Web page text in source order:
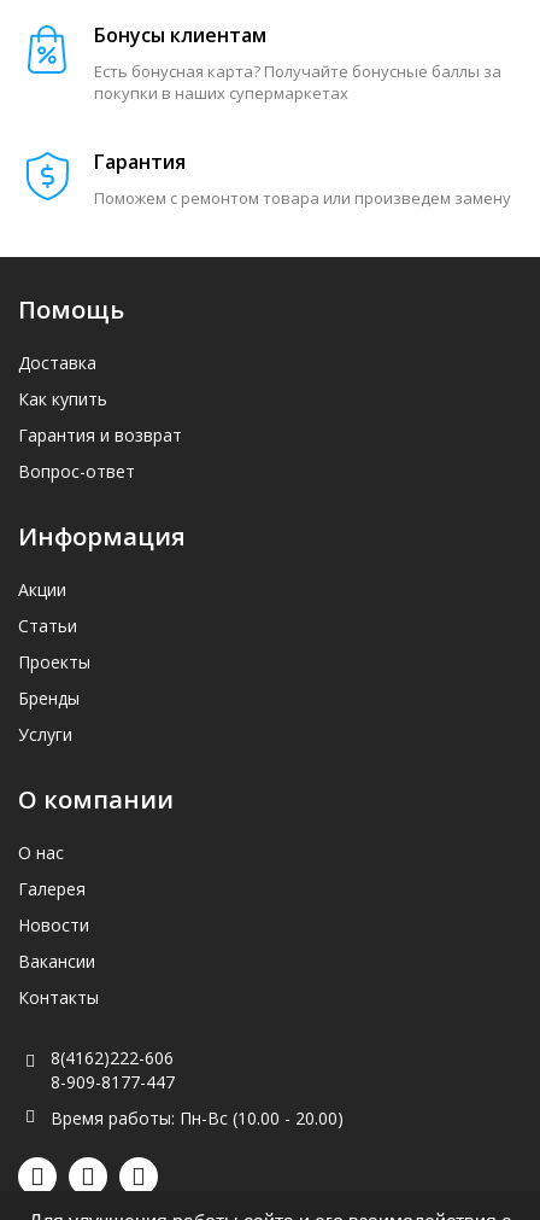
Бонусы клиентам
Есть бонусная карта? Получайте бонусные баллы за
покупки в наших супермаркетах
Гарантия
Поможем с ремонтом товара или произведем замену
Помощь
Доставка
Как купить
Гарантия и возврат
Вопрос-ответ
Информация
Акции
Статьи
Проекты
Бренды
Услуги
О компании
О нас
Галерея
Новости
Вакансии
Контакты
8(4162)222-606
8-909-8177-447
Время работы: Пн-Вс (10.00 - 20.00)